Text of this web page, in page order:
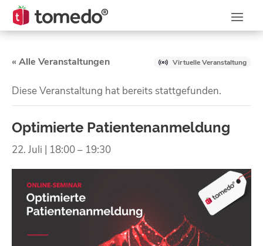
« Alle Veranstaltungen Virtuelle Veranstaltung
Diese Veranstaltung hat bereits stattgefunden.
Optimierte Patientenanmeldung
22. Juli | 18:00– 19:30